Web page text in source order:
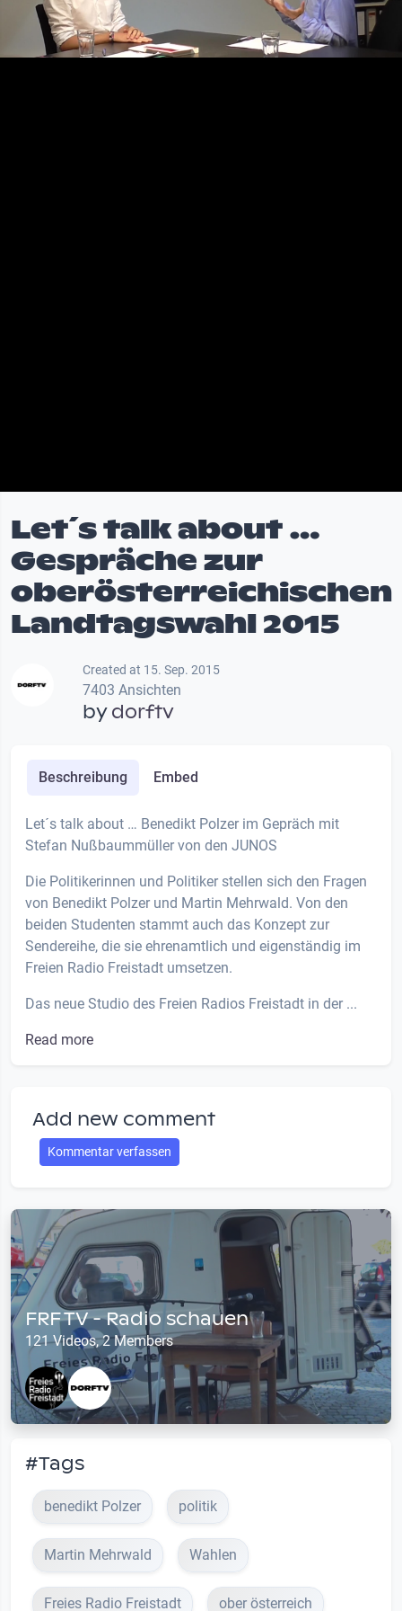
Let´s talk about …
Gespräche zur
oberösterreichischen
Landtagswahl 2015
Created at 15. Sep. 2015
7403 Ansichten
bydorftv
Beschreibung Embed
Let´s talk about … Benedikt Polzer im Gepräch mit
Stefan Nußbaummüller von den JUNOS
Die Politikerinnen und Politiker stellen sich den Fragen
von Benedikt Polzer und Martin Mehrwald. Von den
beiden Studenten stammt auch das Konzept zur
Sendereihe, die sie ehrenamtlich und eigenständig im
Freien Radio Freistadt umsetzen.
Das neue Studio des Freien Radios Freistadt in der ...
Read more
Add new comment
Kommentar verfassen
FRF TV - Radio schauen
121 Videos, 2 Members
#Tags
benedikt Polzer politik
Martin Mehrwald Wahlen
Freies Radio Freistadt ober österreich